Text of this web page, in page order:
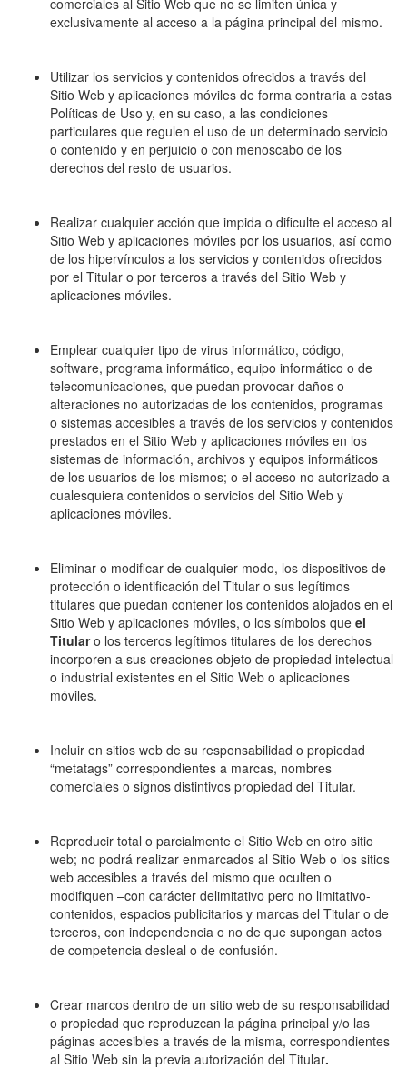
comerciales al Sitio Web que no se limiten única y
exclusivamente al acceso a la página principal del mismo.
Utilizar los servicios y contenidos ofrecidos a través del
Sitio Web y aplicaciones móviles de forma contraria a estas
Políticas de Uso y, en su caso, a las condiciones
particulares que regulen el uso de un determinado servicio
o contenido y en perjuicio o con menoscabo de los
derechos del resto de usuarios.
Realizar cualquier acción que impida o dificulte el acceso al
Sitio Web y aplicaciones móviles por los usuarios, así como
de los hipervínculos a los servicios y contenidos ofrecidos
por el Titular o por terceros a través del Sitio Web y
aplicaciones móviles.
Emplear cualquier tipo de virus informático, código,
software, programa informático, equipo informático o de
telecomunicaciones, que puedan provocar daños o
alteraciones no autorizadas de los contenidos, programas
o sistemas accesibles a través de los servicios y contenidos
prestados en el Sitio Web y aplicaciones móviles en los
sistemas de información, archivos y equipos informáticos
de los usuarios de los mismos; o el acceso no autorizado a
cualesquiera contenidos o servicios del Sitio Web y
aplicaciones móviles.
Eliminar o modificar de cualquier modo, los dispositivos de
protección o identificación del Titular o sus legítimos
titulares que puedan contener los contenidos alojados en el
Sitio Web y aplicaciones móviles, o los símbolos que el
Titularo los terceros legítimos titulares de los derechos
incorporen a sus creaciones objeto de propiedad intelectual
o industrial existentes en el Sitio Web o aplicaciones
móviles.
Incluir en sitios web de su responsabilidad o propiedad
“metatags” correspondientes a marcas, nombres
comerciales o signos distintivos propiedad del Titular.
Reproducir total o parcialmente el Sitio Web en otro sitio
web; no podrá realizar enmarcados al Sitio Web o los sitios
web accesibles a través del mismo que oculten o
modifiquen –con carácter delimitativo pero no limitativo-
contenidos, espacios publicitarios y marcas del Titular o de
terceros, con independencia o no de que supongan actos
de competencia desleal o de confusión.
Crear marcos dentro de un sitio web de su responsabilidad
o propiedad que reproduzcan la página principal y/o las
páginas accesibles a través de la misma, correspondientes
al Sitio Web sin la previa autorización del Titular.